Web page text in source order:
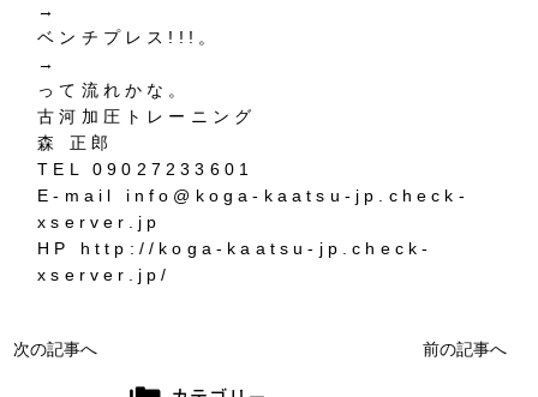
→
ベンチプレス!!!。
→
って流れかな。
古河加圧トレーニング
森 正郎
TEL 09027233601
E-mail info@koga-kaatsu-jp.check-
xserver.jp
HP http://koga-kaatsu-jp.check-
xserver.jp/
次の記事へ 前の記事へ